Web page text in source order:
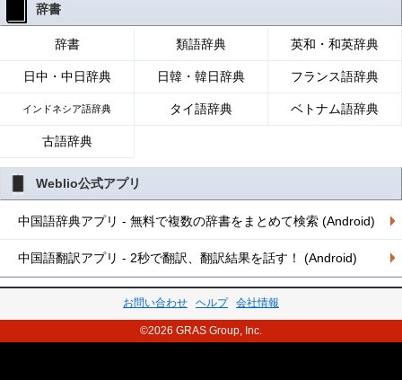
辞書
辞書 類語辞典 英和・和英辞典
日中・中日辞典 日韓・韓日辞典 フランス語辞典
インドネシア語辞典 タイ語辞典 ベトナム語辞典
古語辞典
Weblio公式アプリ
中国語辞典アプリ - 無料で複数の辞書をまとめて検索 (Android)
中国語翻訳アプリ - 2秒で翻訳、翻訳結果を話す！ (Android)
お問い合わせ ヘルプ 会社情報
©2026 GRAS Group, Inc.